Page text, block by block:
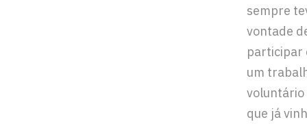
sempre
vontade
participar
um
voluntário
que já